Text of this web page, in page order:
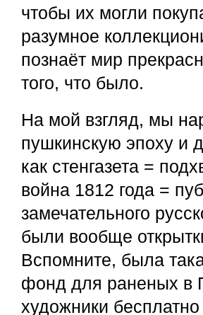
чтобы их могли
разумное
познаёт мир
того, что было.
На мой взгляд, мы
пушкинскую эпоху и
как стенгазета =
война 1812 года =
замечательного
были вообще
Вспомните, была
фонд для раненых в
художники